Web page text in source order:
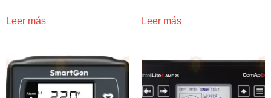
Leer más Leer más